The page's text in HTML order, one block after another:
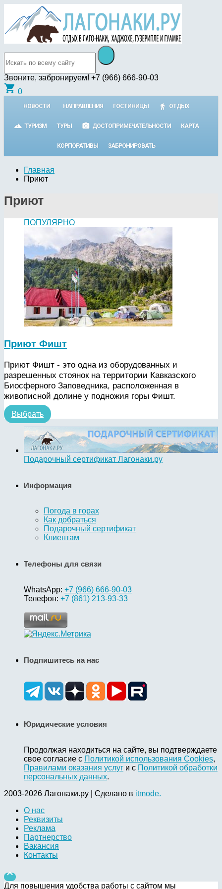
Звоните, забронируем! +7 (966) 666-90-03
shopping_cart 0
НОВОСТИ НАПРАВЛЕНИЯ ГОСТИНИЦЫ ОТДЫХ
ТУРИЗМ ТУРЫ ДОСТОПРИМЕЧАТЕЛЬНОСТИ КАРТА
КОРПОРАТИВЫ ЗАБРОНИРОВАТЬ
Главная
Приют
Приют
ПОПУЛЯРНО
Приют Фишт
Приют Фишт - это одна из оборудованных и
разрешенных стоянок на территории Кавказского
Биосферного Заповедника, расположенная в
живописной долине у подножия горы Фишт.
Выбрать
Подарочный сертификат Лагонаки.ру
Информация
Погода в горах
Как добраться
Подарочный сертификат
Клиентам
Телефоны для связи
WhatsApp: +7 (966) 666-90-03
Телефон: +7 (861) 213-93-33
Подпишитесь на нас
Юридические условия
Продолжая находиться на сайте, вы подтверждаете
свое согласие с Политикой использования Cookies,
Правилами оказания услуг и с Политикой обработки
персональных данных.
2003-2026 Лагонаки.ру | Сделано в itmode.
О нас
Реквизиты
Реклама
Партнерство
Вакансия
Контакты

Для повышения удобства работы с сайтом мы